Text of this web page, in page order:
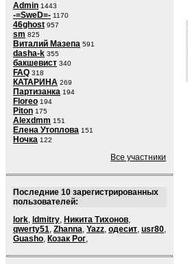
Admin 1443
-=SweD=- 1170
46ghost 957
sm 825
Виталий Мазепа 591
dasha-k 355
бакшевист 340
FAQ 318
КАТАРИНА 269
Партизанка 194
Floreo 194
Piton 175
Alexdmm 151
Елена Утоплова 151
Ночка 122
Все участники
Последние 10 зарегистрированных
пользователей:
lork, ldmitry, Никита Тихонов,
qwerty51, Zhanna, Yazz, одесит, usr80,
Guasho, Козак Рог,